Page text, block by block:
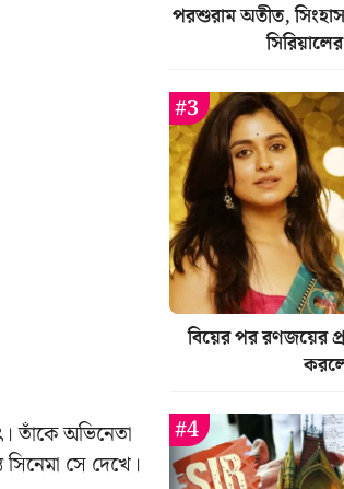
তাঁকে অভিনেতা
সে দেখে।
পরশুরাম অতীত,
বিয়ের পর রণজয়ের